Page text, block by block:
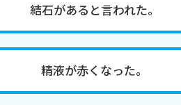
結石があると言われた。
精液が赤くなった。